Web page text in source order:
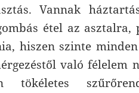
Vannak
étel az
hiszen szinte
való félelem
tökéletes